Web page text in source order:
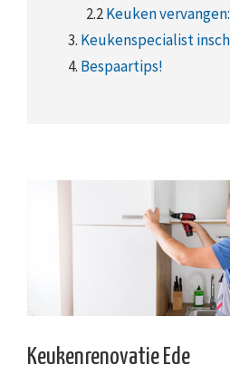
2.2Keuken
3. Keukenspecialist
4. Bespaartips!
Keukenrenovatie Ede